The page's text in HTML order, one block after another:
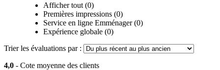
Afficher tout (0)
Premières impressions (0)
Service en ligne Emménager (0)
Expérience globale (0)
Trier les évaluations par :
4,0 - Cote moyenne des clients